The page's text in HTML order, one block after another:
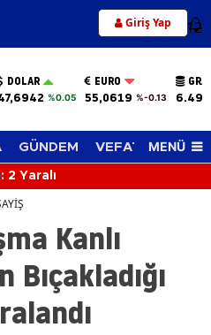
Giriş Yap 12
DOLAR
%0.05
EURO
55,0619 %-0.13
GÜNDEM VEFAT EDENLER
MENÜ
2 Yaralı
Kanlı